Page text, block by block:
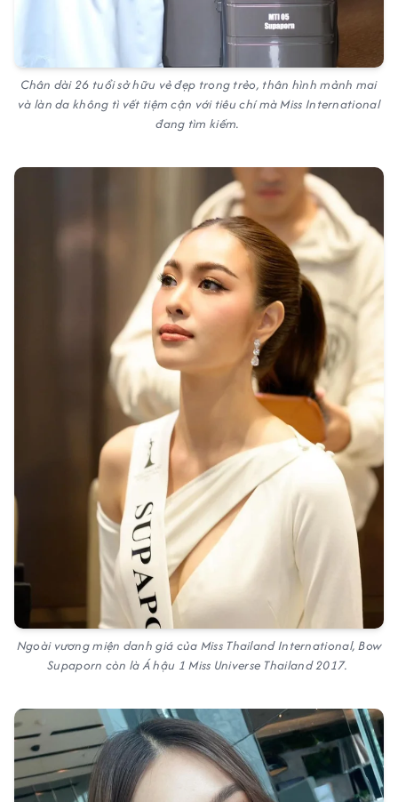
Chân dài 26 tuổi sở hữu vẻ đẹp trong trẻo, thân hình mảnh mai
và làn da không tì vết tiệm cận với tiêu chí mà Miss International
đang tìm kiếm.
Ngoài vương miện danh giá của Miss Thailand International, Bow
Supaporn còn là Á hậu 1 Miss Universe Thailand 2017.